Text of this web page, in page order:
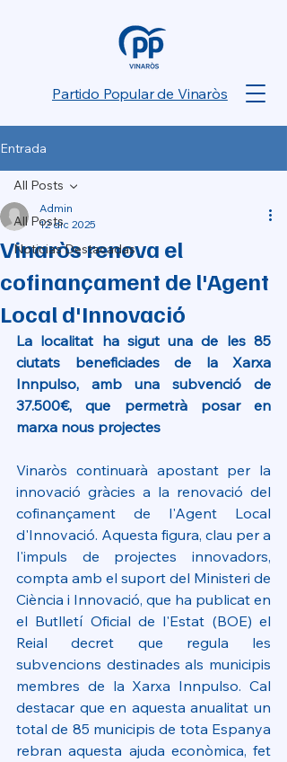
Partido Popular de Vinaròs
Entrada
All Posts
Noticias Destacadas
All Posts
Vinaròs renova el
cofinançament de l'Agent
Local d'Innovació
Admin
12 dic 2025
La localitat ha sigut una de les 85
ciutats beneficiades de la Xarxa
Innpulso, amb una subvenció de
37.500€, que permetrà posar en
marxa nous projectes
Vinaròs continuarà apostant per la
innovació gràcies a la renovació del
cofinançament de l'Agent Local
d'Innovació. Aquesta figura, clau per a
l'impuls de projectes innovadors,
compta amb el suport del Ministeri de
Ciència i Innovació, que ha publicat en
el Butlletí Oficial de l'Estat (BOE) el
Reial decret que regula les
subvencions destinades als municipis
membres de la Xarxa Innpulso. Cal
destacar que en aquesta anualitat un
total de 85 municipis de tota Espanya
rebran aquesta ajuda econòmica, fet